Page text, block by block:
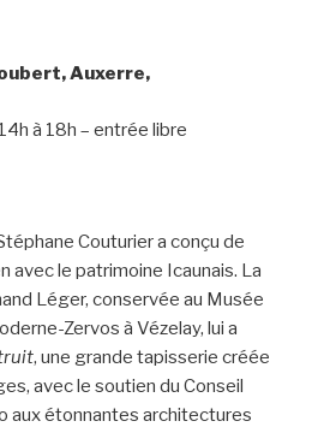
Auxerre,
à 18h – entrée libre
Couturier a conçu de
avec le patrimoine Icaunais. La
Léger, conservée au Musée
Zervos à Vézelay, lui a
, une grande tapisserie créée
avec le soutien du Conseil
aux étonnantes architectures